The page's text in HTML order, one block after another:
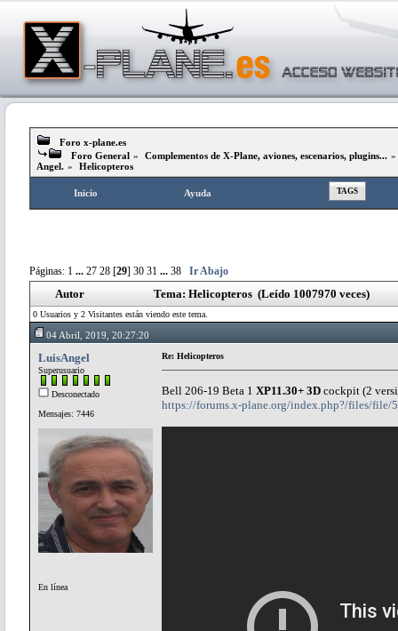
Foro x-plane.es
Foro General » Complementos de X-Plane, aviones, escenarios, plugins... »
Angel. » Helicopteros
Inicio Ayuda TAGS
Páginas: 1 ... 27 28 [29] 30 31 ... 38 Ir Abajo
Autor Tema: Helicopteros (Leído 1007970 veces)
0 Usuarios y 2 Visitantes están viendo este tema.
04 Abril, 2019, 20:27:20
LuisAngel
Superusuario
Desconectado
Mensajes: 7446
En línea
Re: Helicopteros
Bell 206-19 Beta 1 XP11.30+ 3D cockpit (2
https://forums.x-plane.org/index.php?/files/file/